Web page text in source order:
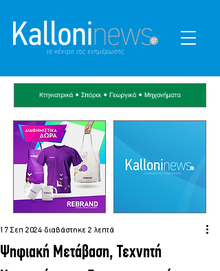
Ψηφιακή Μετάβαση, Τεχνητή
17 Σεπ 2024 διαβάστηκε 2 λεπτά